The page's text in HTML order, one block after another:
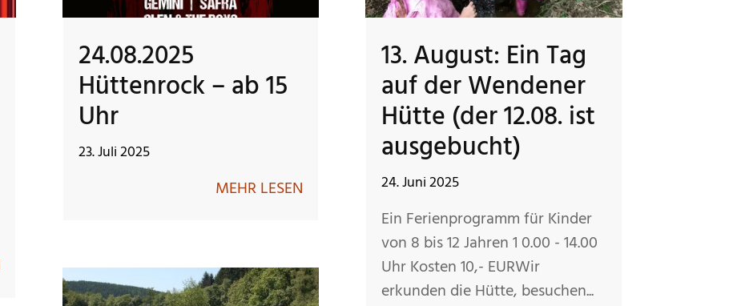
24.08.2025
Hüttenrock – ab 15
Uhr
23. Juli 2025
MEHR LESEN
13. August: Ein Tag
auf der Wendener
Hütte (der 12.08. ist
ausgebucht)
24. Juni 2025
Ein Ferienprogramm für Kinder
von 8 bis 12 Jahren 1 0.00 - 14.00
Uhr Kosten 10,- EURWir
erkunden die Hütte, besuchen...